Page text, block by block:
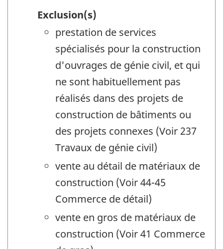
Exclusion(s)
prestation de services
spécialisés pour la construction
d'ouvrages de génie civil, et qui
ne sont habituellement pas
réalisés dans des projets de
construction de bâtiments ou
des projets connexes (Voir 237
Travaux de génie civil)
vente au détail de matériaux de
construction (Voir 44-45
Commerce de détail)
vente en gros de matériaux de
construction (Voir 41 Commerce